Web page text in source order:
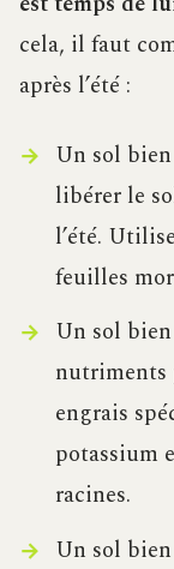
cela, il faut
après l’été :
Un sol
libérer le
l’été.
feuilles
Un sol
nutriments
engrais
potassium
racines.
Un sol